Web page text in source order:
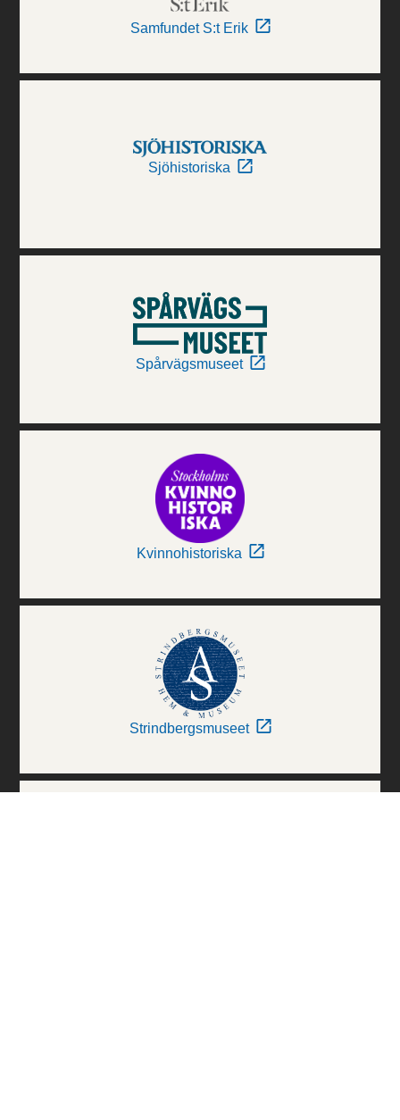
Samfundet S:t Erik
Sjöhistoriska
Spårvägsmuseet
Kvinnohistoriska
Strindbergsmuseet